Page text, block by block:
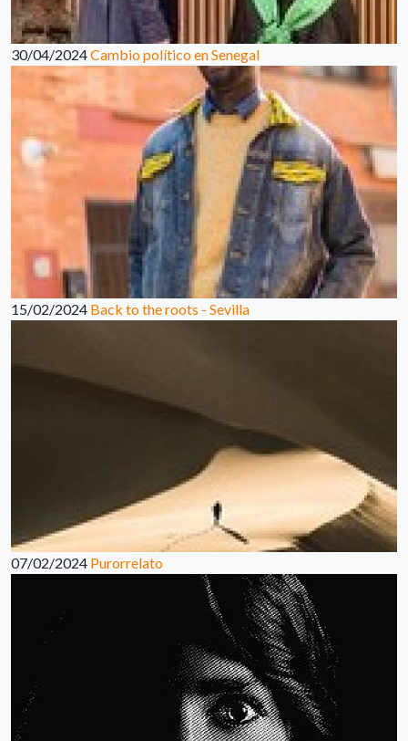
30/04/2024Cambio político en Senegal
15/02/2024 Back to the roots - Sevilla
07/02/2024 Purorrelato